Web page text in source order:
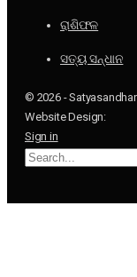
ରାଶିଫଳ
ସତ୍ୟ ସନ୍ଧାନ
© 2026 -
Website Design:
Sign in